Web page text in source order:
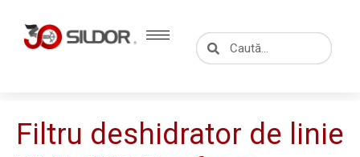
content
CautăCaută
Filtru deshidrator de linie